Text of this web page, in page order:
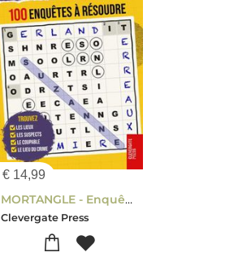
€ 14,99
MORTANGLE - Enquêtes à Lyon
Clevergate Press